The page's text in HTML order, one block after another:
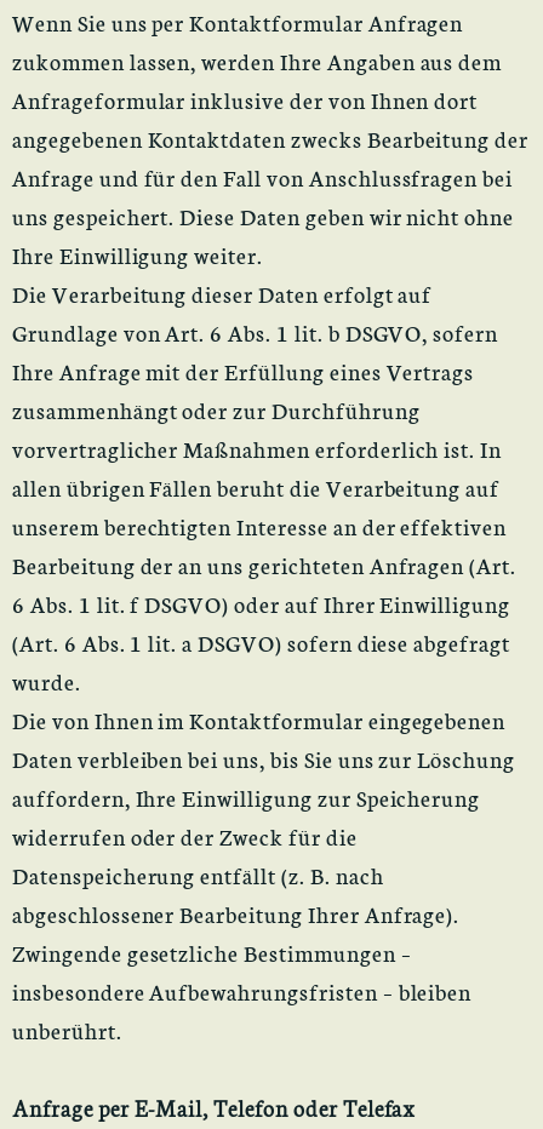
Wenn Sie uns per Kontaktformular Anfragen
zukommen lassen, werden Ihre Angaben aus dem
Anfrageformular inklusive der von Ihnen dort
angegebenen Kontaktdaten zwecks Bearbeitung der
Anfrage und für den Fall von Anschlussfragen bei
uns gespeichert. Diese Daten geben wir nicht ohne
Ihre Einwilligung weiter.
Die Verarbeitung dieser Daten erfolgt auf
Grundlage von Art. 6 Abs. 1 lit. b DSGVO, sofern
Ihre Anfrage mit der Erfüllung eines Vertrags
zusammenhängt oder zur Durchführung
vorvertraglicher Maßnahmen erforderlich ist. In
allen übrigen Fällen beruht die Verarbeitung auf
unserem berechtigten Interesse an der effektiven
Bearbeitung der an uns gerichteten Anfragen (Art.
6 Abs. 1 lit. f DSGVO) oder auf Ihrer Einwilligung
(Art. 6 Abs. 1 lit. a DSGVO) sofern diese abgefragt
wurde.
Die von Ihnen im Kontaktformular eingegebenen
Daten verbleiben bei uns, bis Sie uns zur Löschung
auffordern, Ihre Einwilligung zur Speicherung
widerrufen oder der Zweck für die
Datenspeicherung entfällt (z. B. nach
abgeschlossener Bearbeitung Ihrer Anfrage).
Zwingende gesetzliche Bestimmungen –
insbesondere Aufbewahrungsfristen – bleiben
unberührt.
Anfrage per E-Mail, Telefon oder Telefax